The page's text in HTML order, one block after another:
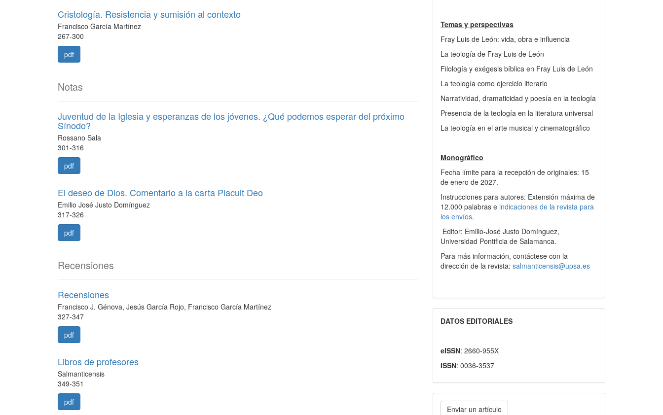
Cristología. Resistencia y sumisión al contexto
Francisco García Martínez
267-300
pdf
Notas
Juventud de la Iglesia y esperanzas de los jóvenes. ¿Qué podemos esperar del próximo
Sínodo?
Rossano Sala
301-316
pdf
El deseo de Dios. Comentario a la carta Placuit Deo
Emilio José Justo Domínguez
317-326
pdf
Recensiones
Recensiones
Francisco J. Génova, Jesús García Rojo, Francisco García Martínez
327-347
pdf
Libros de profesores
Salmanticensis
349-351
pdf
Temas y perspectivas
Fray Luis de León: vida, obra e influencia
La teología de Fray Luis de León
Filología y exégesis bíblica en Fray Luis de León
La teología como ejercicio literario
Narratividad, dramaticidad y poesía en la teología
Presencia de la teología en la literatura universal
La teología en el arte musical y cinematográfico
Monográfico
Fecha límite para la recepción de originales: 15
de enero de 2027.
Instrucciones para autores: Extensión máxima de
12.000 palabras e indicaciones de la revista para
los envíos.
Editor: Emilio-José Justo Domínguez,
Universidad Pontificia de Salamanca.
Para más información, contáctese con la
dirección de la revista: salmanticensis@upsa.es
DATOS EDITORIALES
eISSN: 2660-955X
ISSN: 0036-3537
Enviar
Enviar un artículo